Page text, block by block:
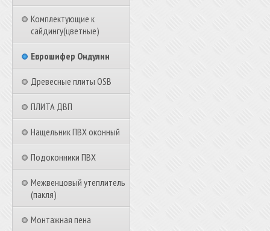
Комплектующие к
сайдингу(цветные)
Еврошифер Ондулин
Древесные плиты OSB
ПЛИТА ДВП
Нащельник ПВХ оконный
Подоконники ПВХ
Межвенцовый утеплитель
(пакля)
Монтажная пена